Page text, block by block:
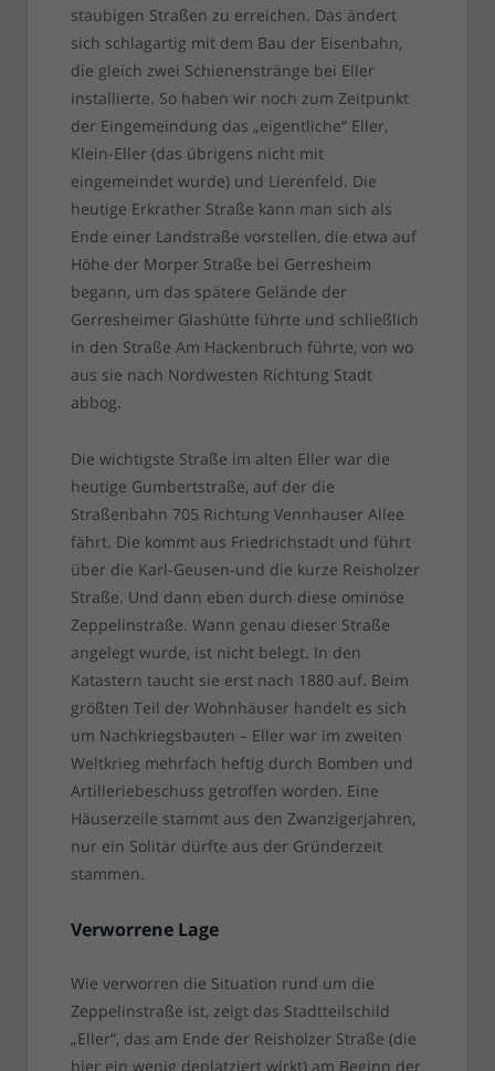
staubigen Straßen zu erreichen. Das ändert
sich schlagartig mit dem Bau der Eisenbahn,
die gleich zwei Schienenstränge bei Eller
installierte. So haben wir noch zum Zeitpunkt
der Eingemeindung das „eigentliche“ Eller,
Klein-Eller (das übrigens nicht mit
eingemeindet wurde) und Lierenfeld. Die
heutige Erkrather Straße kann man sich als
Ende einer Landstraße vorstellen, die etwa auf
Höhe der Morper Straße bei Gerresheim
begann, um das spätere Gelände der
Gerresheimer Glashütte führte und schließlich
in den Straße Am Hackenbruch führte, von wo
aus sie nach Nordwesten Richtung Stadt
abbog.
Die wichtigste Straße im alten Eller war die
heutige Gumbertstraße, auf der die
Straßenbahn 705 Richtung Vennhauser Allee
fährt. Die kommt aus Friedrichstadt und führt
über die Karl-Geusen-und die kurze Reisholzer
Straße. Und dann eben durch diese ominöse
Zeppelinstraße. Wann genau dieser Straße
angelegt wurde, ist nicht belegt. In den
Katastern taucht sie erst nach 1880 auf. Beim
größten Teil der Wohnhäuser handelt es sich
um Nachkriegsbauten – Eller war im zweiten
Weltkrieg mehrfach heftig durch Bomben und
Artilleriebeschuss getroffen worden. Eine
Häuserzeile stammt aus den Zwanzigerjahren,
nur ein Solitär dürfte aus der Gründerzeit
stammen.
Verworrene Lage
Wie verworren die Situation rund um die
Zeppelinstraße ist, zeigt das Stadtteilschild
„Eller“, das am Ende der Reisholzer Straße (die
hier ein wenig deplatziert wirkt) am Beginn der